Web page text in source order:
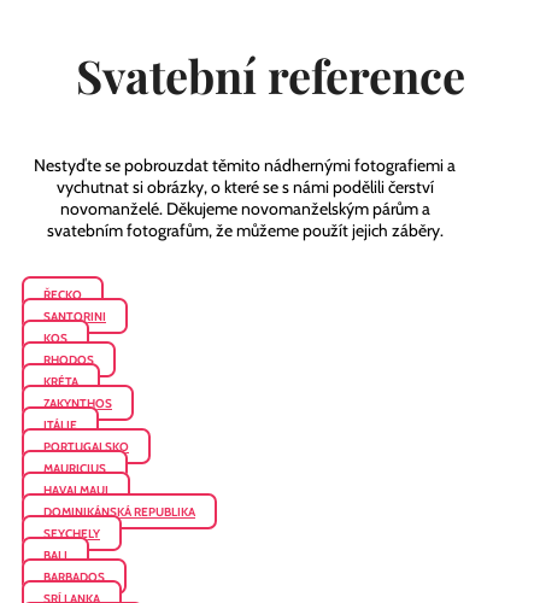
Svatební reference
Nestyďte se pobrouzdat těmito nádhernými fotografiemi a
vychutnat si obrázky, o které se s námi podělili čerství
novomanželé. Děkujeme novomanželským párům a
svatebním fotografům, že můžeme použít jejich záběry.
ŘECKO
SANTORINI
KOS
RHODOS
KRÉTA
ZAKYNTHOS
ITÁLIE
PORTUGALSKO
MAURICIUS
HAVAJ MAUI
DOMINIKÁNSKÁ REPUBLIKA
SEYCHELY
BALI
BARBADOS
SRÍ LANKA